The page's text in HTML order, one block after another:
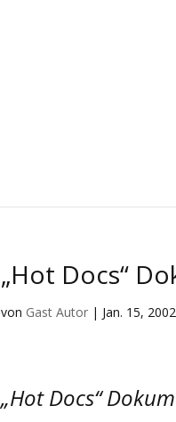
„Hot Docs“
von Gast Autor | Jan. 15, 2002
„Hot Docs“